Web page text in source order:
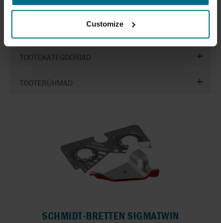
Customize
TOOTEKATEGOORIAD
TOOTERÜHMAD
SCHMIDT-BRETTEN SIGMATWIN